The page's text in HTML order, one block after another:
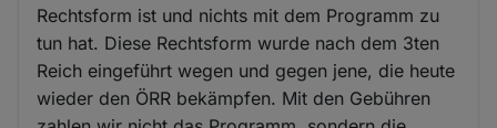
Rechtsform ist und nichts mit dem Programm zu
tun hat. Diese Rechtsform wurde nach dem 3ten
Reich eingeführt wegen und gegen jene, die heute
wieder den ÖRR bekämpfen. Mit den Gebühren